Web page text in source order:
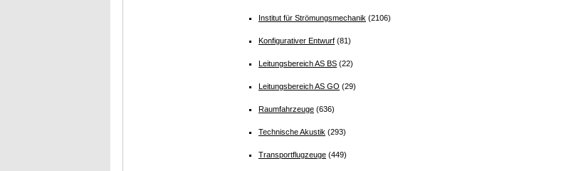
Institut für Strömungsmechanik (2106)
Konfigurativer Entwurf (81)
Leitungsbereich AS BS (22)
Leitungsbereich AS GO (29)
Raumfahrzeuge (636)
Technische Akustik (293)
Transportflugzeuge (449)